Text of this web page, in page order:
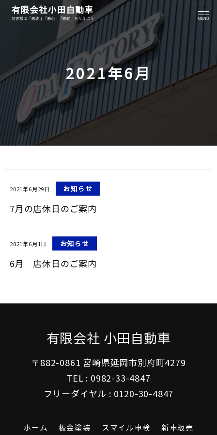
MENU
2021年6月
7月の店休日のご案内
2021年6月29日 お知らせ
6月 店休日のご案内
2021年6月1日 お知らせ
有限会社 小田自動車
〒882-0861 宮崎県延岡市別府町4279
TEL : 0982-33-4847
フリーダイヤル : 0120-30-4847
ホーム 板金塗装 スマイル車検 新車販売